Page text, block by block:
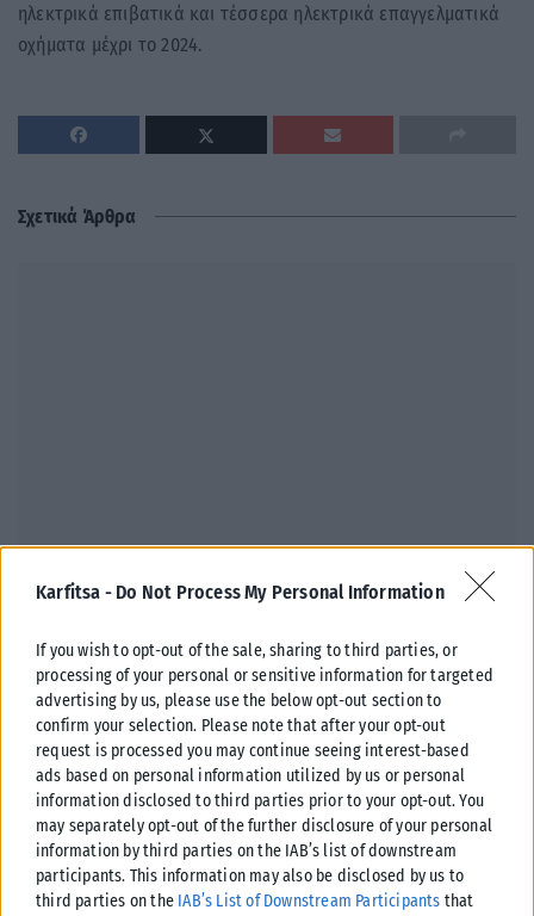
Karfitsa - Do Not Process My Personal Information
If you wish to opt-out of the sale, sharing to third parties, or
processing of your personal or sensitive information for targeted
advertising by us, please use the below opt-out section to
confirm your selection. Please note that after your opt-out
request is processed you may continue seeing interest-based
ads based on personal information utilized by us or personal
information disclosed to third parties prior to your opt-out. You
may separately opt-out of the further disclosure of your personal
information by third parties on the IAB’s list of downstream
participants. This information may also be disclosed by us to
third parties on the IAB’s List of Downstream Participants that
ηλεκτρικά επιβατικά και τέσσερα ηλεκτρικά επαγγελματικά
οχήματα μέχρι το 2024.
Σχετικά Άρθρα
ΔΙΕΘΝΉ
Σαουδική Αραβία: Η αμυντική συμφωνία με Τουρκία και
Πακιστάν δεν αφορά πυρηνικές φιλοδοξίες
Σαουδάραβας αξιωματούχος διαβεβαίωσε ότι η αμυντική συμφωνία με
Τουρκία και Πακιστάν δεν συνδέεται με πυρηνικές φιλοδοξίες ούτε
απειλεί χώρες της...
ΑΝΑΡΤΉΘΗΚΕ ΑΠΌ KARFITSANEWS 07/08/2026